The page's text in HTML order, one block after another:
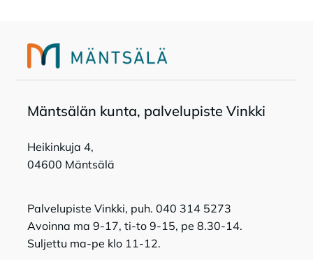
Toripaikat
Mänt­sä­län kun­ta, pal­ve­lu­pis­te Vink­ki
Heikinkuja 4,
04600 Mäntsälä
Palvelupiste Vinkki, puh. 040 314 5273
Avoinna ma 9-17, ti-to 9-15, pe 8.30-14.
Suljettu ma-pe klo 11-12.